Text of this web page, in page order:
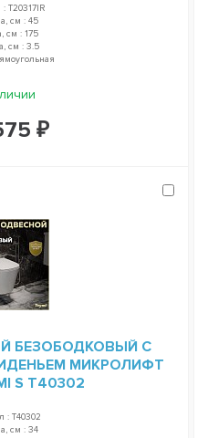
T20317IR
см : 45
см : 175
см : 3.5
₽
БЕЗОБОДКОВЫЙ С
МИКРОЛИФТ
S T40302
: T40302
см : 34